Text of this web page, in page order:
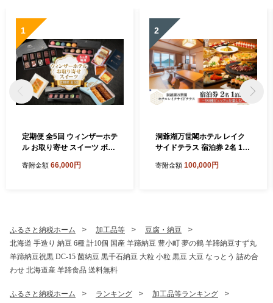
1
定期便 全5回 ウィンザーホテ
ル お取り寄せ スイーツ ボン
ンド ケーキ クッキー缶 おや
寄附金額 66,000円
2
洞爺湖万世閣ホテル レイク
サイドテラス 宿泊券 2名 1泊
プラン 和洋室 温泉 プレミア
寄附金額 100,000円
ふるさと納税ホーム 加工品等
豆腐・納豆
北海道 手造り 納豆 6種 計10個 国産 羊蹄納豆 豊小町 夢の鶴 羊蹄納豆すず丸
羊蹄納豆祝黒 DC-15 菌納豆 黒千石納豆 大粒 小粒 黒豆 大豆 なっとう 詰め合
わせ 北海道産 羊蹄食品 送料無料
ふるさと納税ホーム ランキング 加工品等ランキング